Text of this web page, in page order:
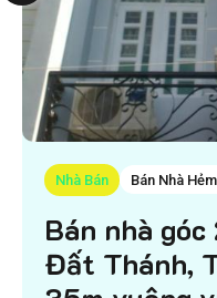
Nhà Bán Bán Nhà
Bán nhà
Đất Thánh,